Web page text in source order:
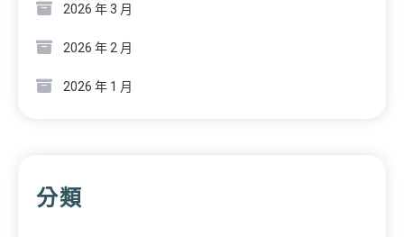
2026 年 3 月
2026 年 2 月
2026 年 1 月
分類